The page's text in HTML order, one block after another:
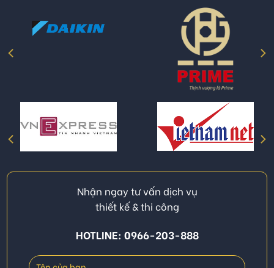
Nhận ngay tư vấn dịch vụ
thiết kế & thi công
HOTLINE: 0966-203-888